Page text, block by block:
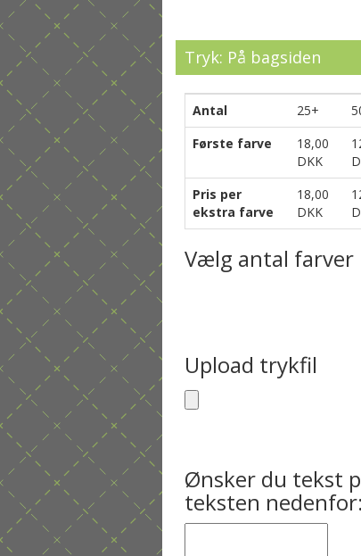
Tryk: På bagsiden
Antal 25+
Første farve
18,00
DKK
Pris per
ekstra farve
18,00
DKK
Vælg antal farver
Upload trykfil
Ønsker du tekst
teksten nedenfor: